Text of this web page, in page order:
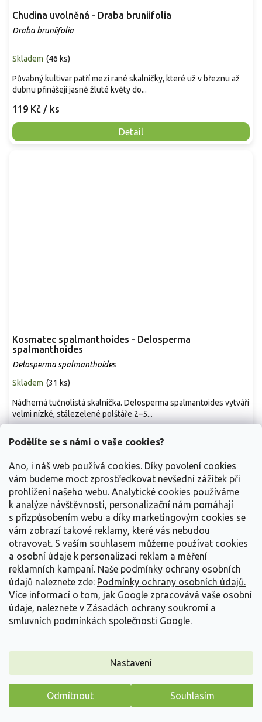
Podělíte se s námi o vaše cookies?
Ano, i náš web používá cookies. Díky povolení cookies
vám budeme moct zprostředkovat nevšední zážitek při
prohlížení našeho webu. Analytické cookies používáme
k analýze návštěvnosti, personalizační nám pomáhají
s přizpůsobením webu a díky marketingovým cookies se
vám zobrazí takové reklamy, které vás nebudou
otravovat. S vaším souhlasem můžeme používat cookies
a osobní údaje k personalizaci reklam a měření
reklamních kampaní. Naše podmínky ochrany osobních
údajů naleznete zde: Podmínky ochrany osobních údajů.
Více informací o tom, jak Google zpracovává vaše osobní
údaje, naleznete v Zásadách ochrany soukromí a
smluvních podmínkách společnosti Google.
Nastavení
Odmítnout Souhlasím
Chudina uvolněná - Draba bruniifolia
Draba bruniifolia
Skladem (46 ks)
119 Kč / ks
Detail
Půvabný kultivar patří mezi rané skalničky, které už v březnu až
dubnu přinášejí jasně žluté květy do...
Kosmatec spalmanthoides - Delosperma
spalmanthoides
Delosperma spalmanthoides
Skladem (31 ks)
Nádherná tučnolistá skalnička. Delosperma spalmantoides vytváří
velmi nízké, stálezelené polštáře 2–5...
Srdcovka nádherná 'Alba' - Dicentra spectabilis 'Alba'
Skladem (30 ks) Máme pro vás malý dárek